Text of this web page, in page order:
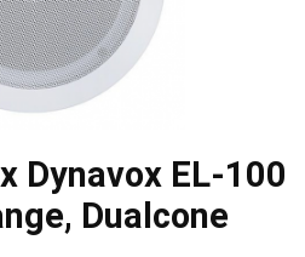
Dynavox EL-100
Dualcone